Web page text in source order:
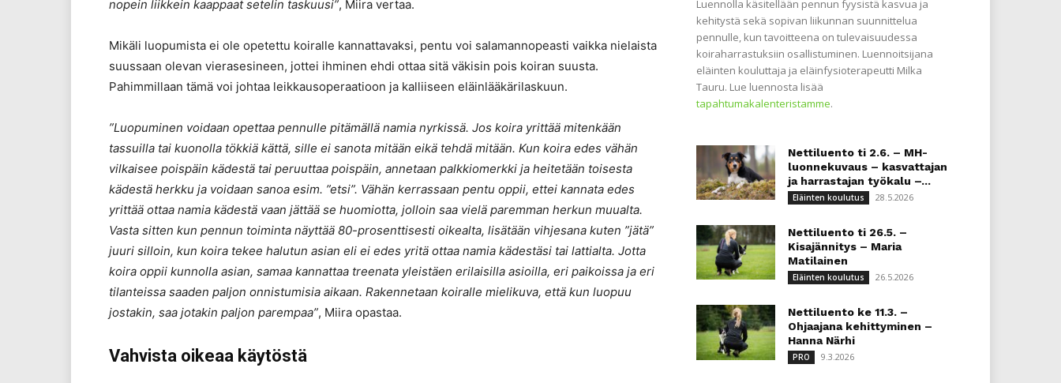
nopein liikkein kaappaat setelin taskuusi”, Miira vertaa.
Mikäli luopumista ei ole opetettu koiralle kannattavaksi, pentu voi salamannopeasti vaikka nielaista
suussaan olevan vierasesineen, jottei ihminen ehdi ottaa sitä väkisin pois koiran suusta.
Pahimmillaan tämä voi johtaa leikkausoperaatioon ja kalliiseen eläinlääkärilaskuun.
”Luopuminen voidaan opettaa pennulle pitämällä namia nyrkissä. Jos koira yrittää mitenkään
tassuilla tai kuonolla tökkiä kättä, sille ei sanota mitään eikä tehdä mitään. Kun koira edes vähän
vilkaisee poispäin kädestä tai peruuttaa poispäin, annetaan palkkiomerkki ja heitetään toisesta
kädestä herkku ja voidaan sanoa esim. ”etsi”. Vähän kerrassaan pentu oppii, ettei kannata edes
yrittää ottaa namia kädestä vaan jättää se huomiotta, jolloin saa vielä paremman herkun muualta.
Vasta sitten kun pennun toiminta näyttää 80-prosenttisesti oikealta, lisätään vihjesana kuten ”jätä”
juuri silloin, kun koira tekee halutun asian eli ei edes yritä ottaa namia kädestäsi tai lattialta. Jotta
koira oppii kunnolla asian, samaa kannattaa treenata yleistäen erilaisilla asioilla, eri paikoissa ja eri
tilanteissa saaden paljon onnistumisia aikaan. Rakennetaan koiralle mielikuva, että kun luopuu
jostakin, saa jotakin paljon parempaa”, Miira opastaa.
Vahvista oikeaa käytöstä
Luennolla käsitellään pennun fyysistä kasvua ja
kehitystä sekä sopivan liikunnan suunnittelua
pennulle, kun tavoitteena on tulevaisuudessa
koiraharrastuksiin osallistuminen. Luennoitsijana
eläinten kouluttaja ja eläinfysioterapeutti Milka
Tauru. Lue luennosta lisää
tapahtumakalenteristamme.
Nettiluento ti 2.6. – MH-
luonnekuvaus – kasvattajan
ja harrastajan työkalu –...
Eläinten koulutus 28.5.2026
Nettiluento ti 26.5. –
Kisajännitys – Maria
Matilainen
Eläinten koulutus 26.5.2026
Nettiluento ke 11.3. –
Ohjaajana kehittyminen –
Hanna Närhi
PRO 9.3.2026